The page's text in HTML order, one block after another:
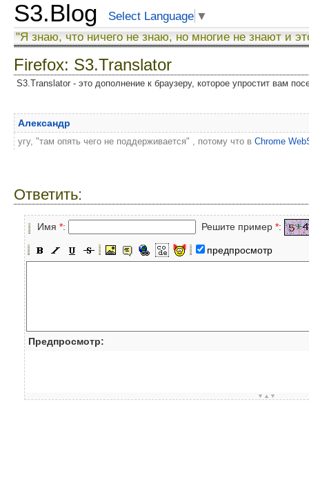
S3.Blog Select Language ▼
"Я знаю, что ничего не знаю, но многие не знают и
Firefox: S3.Translator
S3.Translator - это дополнение к браузеру, которое упростит вам
Александр
угу, "там опять чего не поддерживается" , потому что в Chrome
Ответить:
Имя *: Решите пример *:
предпросмотр
Предпросмотр:
▼▲▼